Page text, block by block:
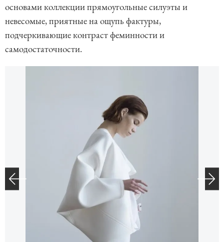
основами коллекции прямоугольные силуэты и
невесомые, приятные на ощупь фактуры,
подчеркивающие контраст феминности и
самодостаточности.